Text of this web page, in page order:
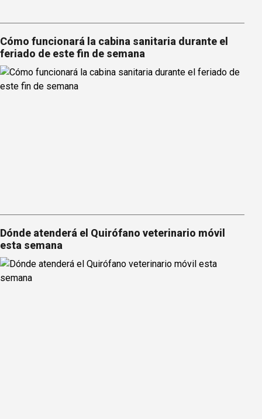
Cómo funcionará la cabina sanitaria durante el
feriado de este fin de semana
Dónde atenderá el Quirófano veterinario móvil
esta semana